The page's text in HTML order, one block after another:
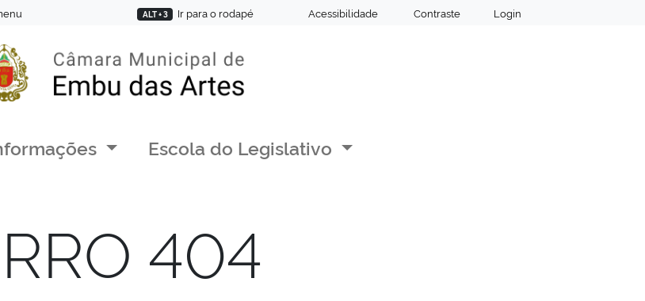
ALT + 3 Ir para o rodapé Acessibilidade Contraste Login
Escola do Legislativo
404